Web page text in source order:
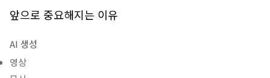
앞으로 중요해지는 이유
AI 생성
영상